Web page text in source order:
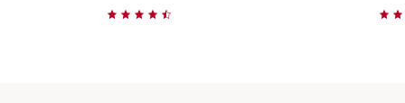
Achat rapide